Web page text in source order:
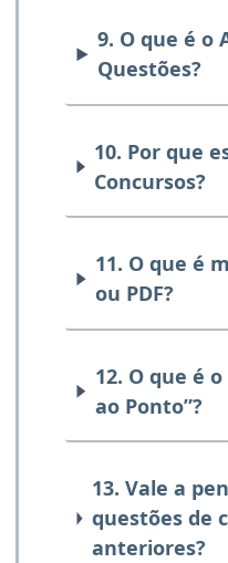
9. O que é o
Questões?
10. Por que
Concursos?
11. O que é
ou PDF?
12. O que é
ao Ponto”?
13. Vale a
questões de
anteriores?